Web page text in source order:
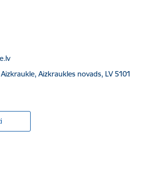
Aizkraukles novads, LV 5101